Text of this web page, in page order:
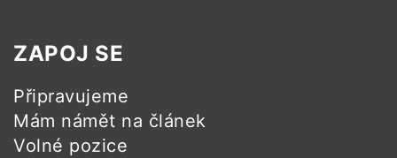
ZAPOJ SE
Připravujeme
Mám námět na článek
Volné pozice